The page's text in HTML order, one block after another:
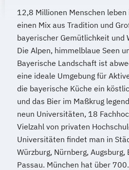
12,8 Millionen Menschen
einen Mix aus Tradition und
bayerischer Gemütlichkeit und
Die Alpen, himmelblaue Seen
Bayerische Landschaft ist
eine ideale Umgebung für
die bayerische Küche ein
und das Bier im Maßkrug
neun Universitäten, 18
Vielzahl von privaten
Universitäten findet man in
Würzburg, Nürnberg,
Passau. München hat über